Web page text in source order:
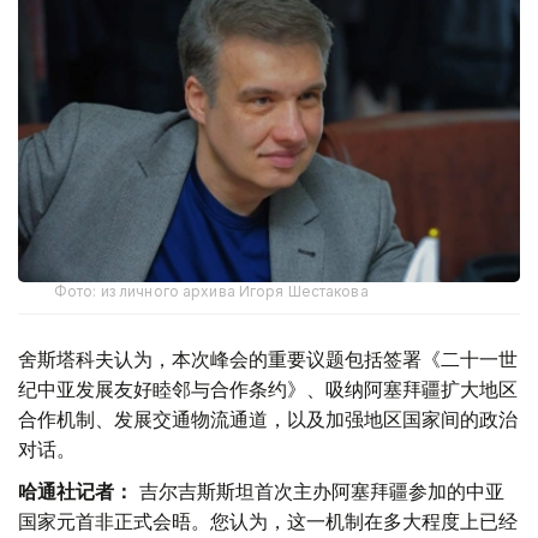
Фото: из личного архива Игоря Шестакова
舍斯塔科夫认为，本次峰会的重要议题包括签署《二十一世
纪中亚发展友好睦邻与合作条约》、吸纳阿塞拜疆扩大地区
合作机制、发展交通物流通道，以及加强地区国家间的政治
对话。
哈通社记者： 吉尔吉斯斯坦首次主办阿塞拜疆参加的中亚
国家元首非正式会晤。您认为，这一机制在多大程度上已经